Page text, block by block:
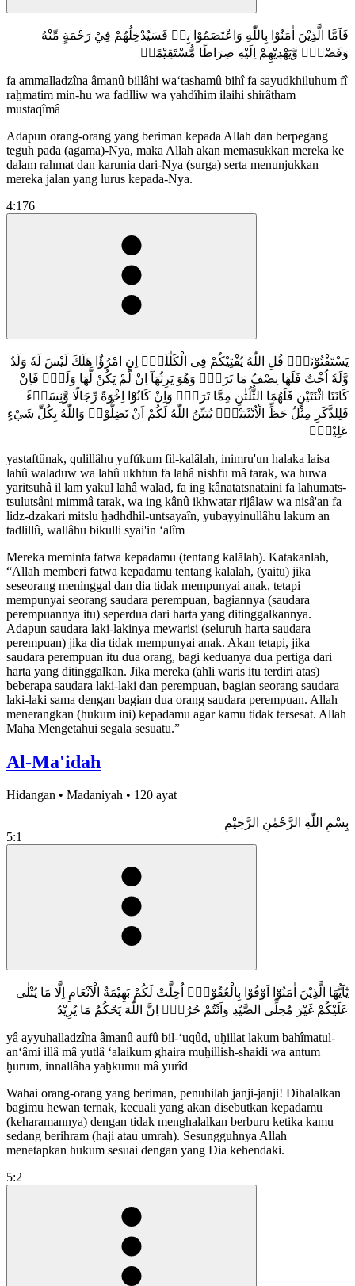
فَاَمَّا الَّذِيْنَ اٰمَنُوْا بِاللّٰهِ وَاعْتَصَمُوْا بِهٖ فَسَيُدْخِلُهُمْ فِيْ رَحْمَةٍ مِّنْهُ
وَفَضْلٍۙ وَّيَهْدِيْهِمْ اِلَيْهِ صِرَاطًا مُّسْتَقِيْمًاۗ
fa ammalladzîna âmanû billâhi wa‘tashamû bihî fa sayudkhiluhum fî
raḫmatim min-hu wa fadlliw wa yahdîhim ilaihi shirâtham
mustaqîmâ
Adapun orang-orang yang beriman kepada Allah dan berpegang
teguh pada (agama)-Nya, maka Allah akan memasukkan mereka ke
dalam rahmat dan karunia dari-Nya (surga) serta menunjukkan
mereka jalan yang lurus kepada-Nya.
4:176
يَسْتَفْتُوْنَكَۗ قُلِ اللّٰهُ يُفْتِيْكُمْ فِى الْكَلٰلَةِۗ اِنِ امْرُؤٌا هَلَكَ لَيْسَ لَهٗ وَلَدٌ
وَّلَهٗٓ اُخْتٌ فَلَهَا نِصْفُ مَا تَرَكَۚ وَهُوَ يَرِثُهَآ اِنْ لَّمْ يَكُنْ لَّهَا وَلَدٌۚ فَاِنْ
كَانَتَا اثْنَتَيْنِ فَلَهُمَا الثُّلُثٰنِ مِمَّا تَرَكَۗ وَاِنْ كَانُوْٓا اِخْوَةً رِّجَالًا وَّنِسَاۤءً
فَلِلذَّكَرِ مِثْلُ حَظِّ الْاُنْثَيَيْنِۗ يُبَيِّنُ اللّٰهُ لَكُمْ اَنْ تَضِلُّوْاۗ وَاللّٰهُ بِكُلِّ شَيْءٍ
عَلِيْمٌࣖ
yastaftûnak, qulillâhu yuftîkum fil-kalâlah, inimru'un halaka laisa
lahû waladuw wa lahû ukhtun fa lahâ nishfu mâ tarak, wa huwa
yaritsuhâ il lam yakul lahâ walad, fa ing kânatatsnataini fa lahumats-
tsulutsâni mimmâ tarak, wa ing kânû ikhwatar rijâlaw wa nisâ'an fa
lidz-dzakari mitslu ḫadhdhil-untsayaîn, yubayyinullâhu lakum an
tadlillû, wallâhu bikulli syai'in ‘alîm
Mereka meminta fatwa kepadamu (tentang kalālah). Katakanlah,
“Allah memberi fatwa kepadamu tentang kalālah, (yaitu) jika
seseorang meninggal dan dia tidak mempunyai anak, tetapi
mempunyai seorang saudara perempuan, bagiannya (saudara
perempuannya itu) seperdua dari harta yang ditinggalkannya.
Adapun saudara laki-lakinya mewarisi (seluruh harta saudara
perempuan) jika dia tidak mempunyai anak. Akan tetapi, jika
saudara perempuan itu dua orang, bagi keduanya dua pertiga dari
harta yang ditinggalkan. Jika mereka (ahli waris itu terdiri atas)
beberapa saudara laki-laki dan perempuan, bagian seorang saudara
laki-laki sama dengan bagian dua orang saudara perempuan. Allah
menerangkan (hukum ini) kepadamu agar kamu tidak tersesat. Allah
Maha Mengetahui segala sesuatu.”
Al-Ma'idah
Hidangan • Madaniyah • 120 ayat
بِسْمِ اللّٰهِ الرَّحْمٰنِ الرَّحِيْمِ
5:1
يٰٓاَيُّهَا الَّذِيْنَ اٰمَنُوْٓا اَوْفُوْا بِالْعُقُوْدِۗ اُحِلَّتْ لَكُمْ بَهِيْمَةُ الْاَنْعَامِ اِلَّا مَا يُتْلٰى
عَلَيْكُمْ غَيْرَ مُحِلِّى الصَّيْدِ وَاَنْتُمْ حُرُمٌۗ اِنَّ اللّٰهَ يَحْكُمُ مَا يُرِيْدُ
yâ ayyuhalladzîna âmanû aufû bil-‘uqûd, uḫillat lakum bahîmatul-
an‘âmi illâ mâ yutlâ ‘alaikum ghaira muḫillish-shaidi wa antum
ḫurum, innallâha yaḫkumu mâ yurîd
Wahai orang-orang yang beriman, penuhilah janji-janji! Dihalalkan
bagimu hewan ternak, kecuali yang akan disebutkan kepadamu
(keharamannya) dengan tidak menghalalkan berburu ketika kamu
sedang berihram (haji atau umrah). Sesungguhnya Allah
menetapkan hukum sesuai dengan yang Dia kehendaki.
5:2